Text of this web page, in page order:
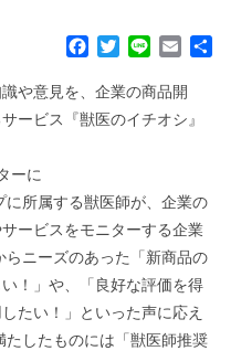
c
e
k
T
i
t
n
e
E
a
や意見を、企業の商品開
ービス『獣医のイチオシ』
ーに
所属する獣医師が、企業の
ービスをモニターする企業
ニーズのあった「新商品の
！」や、「良好な評価を得
たい！」といった声に応え
したものには「獣医師推奨